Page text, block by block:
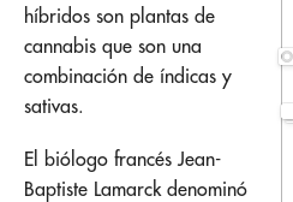
híbridos son plantas de
cannabis que son una
combinación de índicas y
sativas.
El biólogo francés Jean-
Baptiste Lamarck denominó